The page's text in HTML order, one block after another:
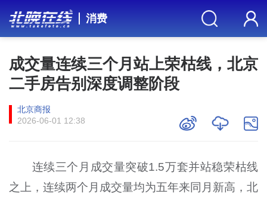
消费
成交量连续三个月站上荣枯线，北京
二手房告别深度调整阶段
北京商报
2026-06-01 12:38
​​连续三个月成交量突破1.5万套并站稳荣枯线
之上，连续两个月成交量均为五年来同月新高，北